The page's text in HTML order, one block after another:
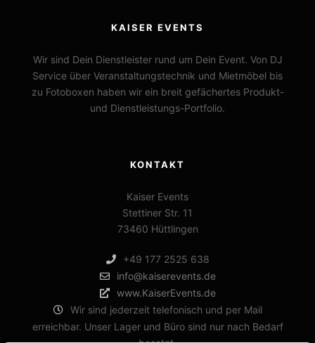
KAISER EVENTS
Wir sind Dein Dienstleister rund um Dein Event. Von DJ
Service über Veranstaltungstechnik und Mietmöbel bis
zu Fotoboxen haben wir ein breit gefächertes Produkt-
und Dienstleistungs-Portfolio.
KONTAKT
Kaiser Events
Stettiner Str. 11
73460 Hüttlingen
+49 177 2525 638
info@kaiserevents.de
www.KaiserEvents.de
Wir sind jederzeit telefonisch und per Mail
erreichbar. Unser Lager und Büro sind nur nach Bedarf